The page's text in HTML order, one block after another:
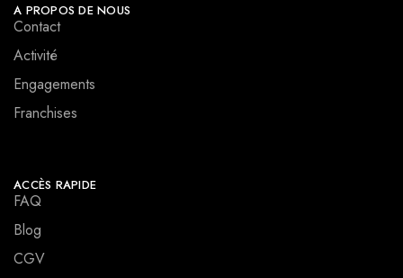
A PROPOS DE NOUS
Contact
Activité
Engagements
Franchises
ACCÈS RAPIDE
FAQ
Blog
CGV